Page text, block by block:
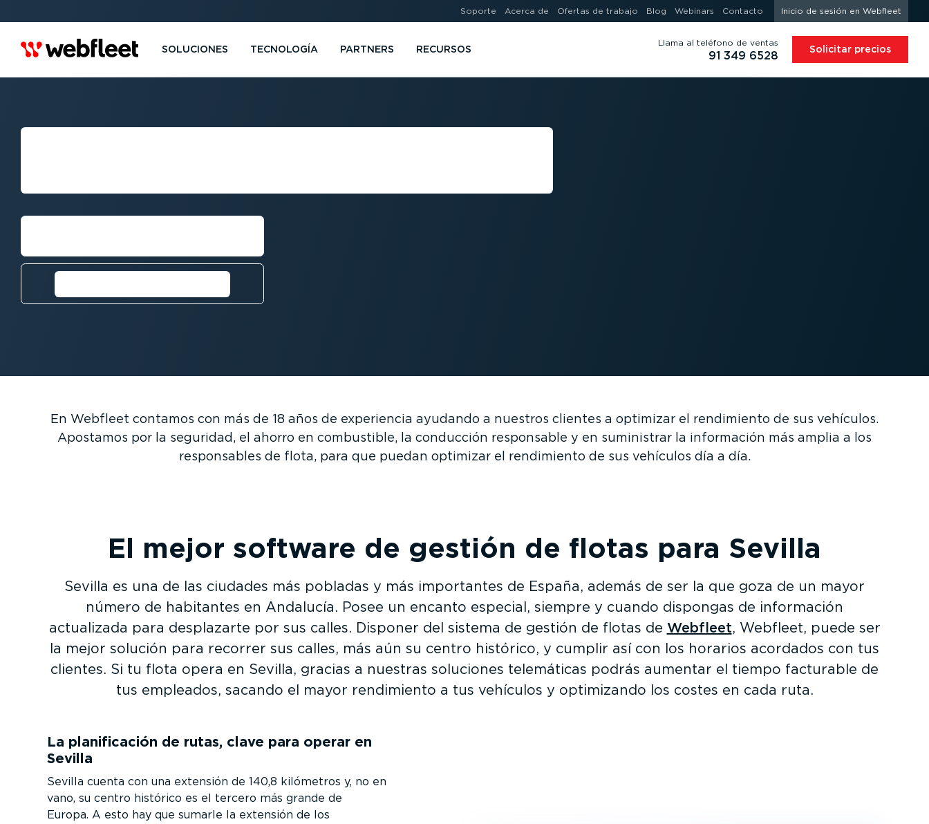
Soporte Acerca de Ofertas de trabajo Blog Webinars Contacto Inicio de sesión en Webfleet
SOLUCIONES TECNOLOGÍA PARTNERS RECURSOS
Llama al teléfono de ventas
91 349 6528 Solicitar precios
GESTIÓN DE FLOTAS EN
En Webfleet contamos con más de 18 años de experiencia ayudando a nuestros clientes a optimizar el rendimiento de sus vehículos.
Apostamos por la seguridad, el ahorro en combustible, la conducción responsable y en suministrar la información más amplia a los
respon­sables de flota, para que puedan optimizar el rendimiento de sus vehículos día a día.
El mejor software de gestión de flotas para Sevilla
Sevilla es una de las ciudades más pobladas y más importantes de España, además de ser la que goza de un mayor
número de habitantes en Andalucía. Posee un encanto especial, siempre y cuando dispongas de información
actualizada para desplazarte por sus calles. Disponer del sistema de gestión de flotas de Webfleet, Webfleet, puede ser
la mejor solución para recorrer sus calles, más aún su centro histórico, y cumplir así con los horarios acordados con tus
clientes. Si tu flota opera en Sevilla, gracias a nuestras soluciones telemáticas podrás aumentar el tiempo facturable de
tus empleados, sacando el mayor rendimiento a tus vehículos y optimizando los costes en cada ruta.
La plani­fi­cación de rutas, clave para operar en
Sevilla
Sevilla cuenta con una extensión de 140,8 kilómetros y, no en
vano, su centro histórico es el tercero más grande de
Europa. A esto hay que sumarle la extensión de los